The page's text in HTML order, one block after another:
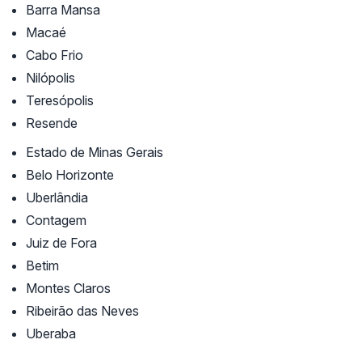
Barra Mansa
Macaé
Cabo Frio
Nilópolis
Teresópolis
Resende
Estado de Minas Gerais
Belo Horizonte
Uberlândia
Contagem
Juiz de Fora
Betim
Montes Claros
Ribeirão das Neves
Uberaba